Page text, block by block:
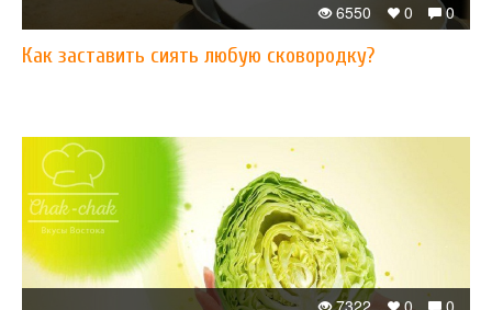
0
0
6550
Как заставить сиять любую сковородку?
0
0
7322